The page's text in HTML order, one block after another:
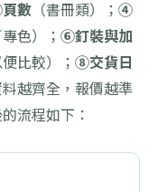
數 （書冊類）； ④
色）； ⑥釘裝與加
比較）； ⑧交貨日
料越齊全，報價越準
流程如下：